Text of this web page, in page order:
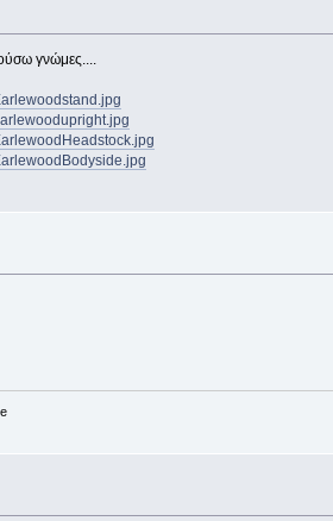
γνώμες....